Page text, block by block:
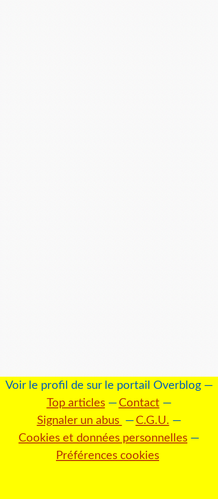
Voir le profil de sur le portail Overblog
Top articles
Contact
Signaler un abus
C.G.U.
Cookies et données personnelles
Préférences cookies